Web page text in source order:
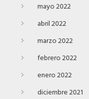
mayo 2022
abril 2022
marzo 2022
febrero 2022
enero 2022
diciembre 2021